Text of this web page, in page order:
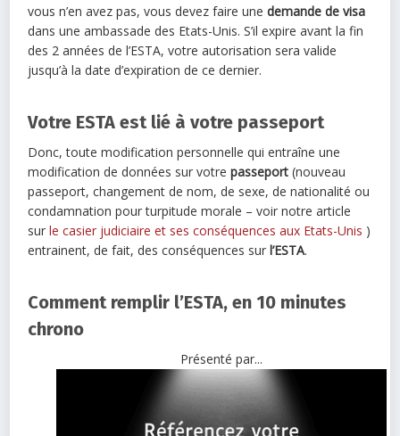
vous n’en avez pas, vous devez faire unedemande de visa
dans une ambassade des Etats-Unis. S’il expire avant la fin
des 2 années de l’ESTA, votre autorisation sera valide
jusqu’à la date d’expiration de ce dernier.
Votre ESTA est lié à votre passeport
Donc, toute modification personnelle qui entraîne une
modification de données sur votrepasseport (nouveau
passeport, changement de nom, de sexe, de nationalité ou
condamnation pour turpitude morale – voir notre article
surle casier judiciaire et ses conséquences aux Etats-Unis )
entrainent, de fait, des conséquences surl’ESTA.
Comment remplir l’ESTA, en 10 minutes
chrono
Présenté par...